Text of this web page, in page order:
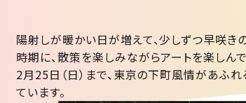
陽射しが暖かい日が増えて、少しずつ早咲き
時期に、散策を楽しみながらアートを楽しん
2月25日（日）まで、東京の下町風情があふ
ています。